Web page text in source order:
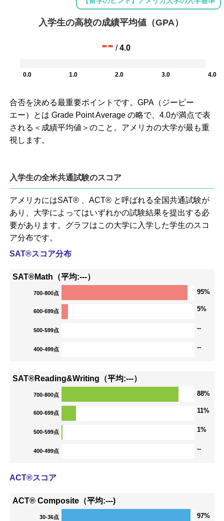
入学生の高校の成績平均値（GPA）
-- /4.0
0.0 1.0 2.0 3.0 4.0
合否を決める最重要ポイントです。GPA（ジーピー
エー）とは Grade Point Average の略で、4.0が満点で表
される＜成績平均値＞のこと。アメリカの大学が最も重
視します。
入学生の全米共通試験のスコア
アメリカにはSAT® 、ACT® と呼ばれる全国共通試験が
あり、大学によってはいずれかの試験結果を提出する必
要があります。グラフはこの大学に入学した学生のスコ
ア分布です。
SAT®スコア分布
SAT®Math（平均:---）
700-800点 95%
600-699点 5%
500-599点 --
400-499点 --
SAT®Reading&Writing（平均:---）
700-800点 88%
600-699点 11%
500-599点 1%
400-499点 --
ACT®スコア
ACT® Composite（平均:---)
30-36点 97%